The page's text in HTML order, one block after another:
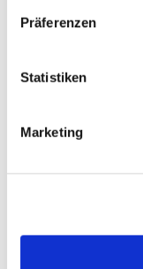
Präferenzen
Statistiken
Marketing